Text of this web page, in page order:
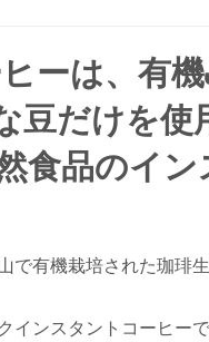
ーは、有
豆だけを使
食品のイ
で有機栽培された珈琲
インスタントコーヒーで